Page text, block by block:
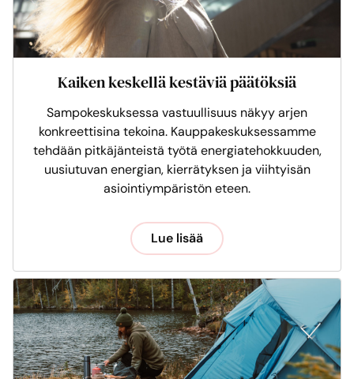
Kaiken keskellä kestäviä päätöksiä
Sampokeskuksessa vastuullisuus näkyy arjen
konkreettisina tekoina. Kauppakeskuksessamme
tehdään pitkäjänteistä työtä energiatehokkuuden,
uusiutuvan energian, kierrätyksen ja viihtyisän
asiointiympäristön eteen.
Lue lisää